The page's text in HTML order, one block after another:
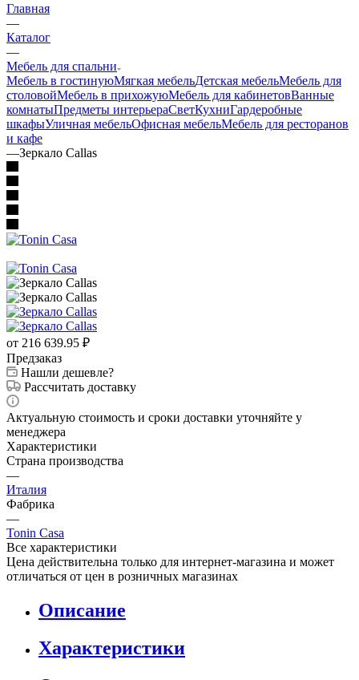
Мебель для спальни
Мебель в гостиную
столовой
комнаты
шкафыУличная мебель
и кафе
—Зеркало Callas
от 216 639.95₽
Предзаказ
Нашли дешевле?
Рассчитать доставку
Актуальную стоимость и сроки доставки уточняйте у
менеджера
Характеристики
Страна производства
—
Италия
Фабрика
—
Tonin Casa
Все характеристики
Цена действительна только для интернет-магазина и может
отличаться от цен в розничных магазинах
Описание
Характеристики
Доставка